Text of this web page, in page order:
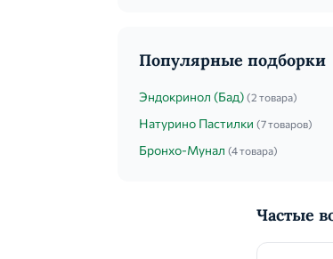
Популярные подборки
Эндокринол (Бад) (2 товара)
Натурино Пастилки (7 товаров)
Бронхо-Мунал (4 товара)
Частые